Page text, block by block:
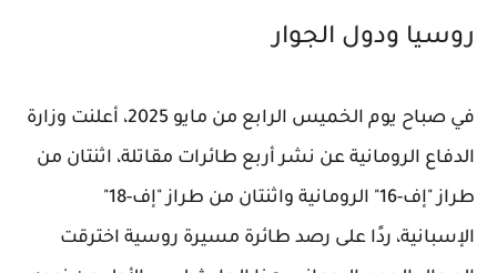
روسيا ودول الجوار
في صباح يوم الخميس الرابع من مايو 2025، أعلنت وزارة
الدفاع الرومانية عن نشر أربع طائرات مقاتلة، اثنتان من
طراز "إف-16" الرومانية واثنتان من طراز "إف-18"
الإسبانية، ردًا على رصد طائرة مسيرة روسية اخترقت